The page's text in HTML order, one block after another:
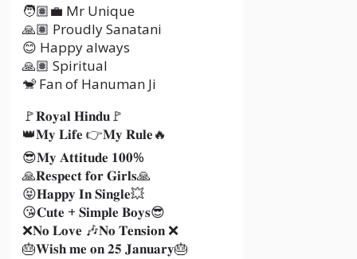
🧑🏽‍💼 Mr Unique
🙏🏽 Proudly Sanatani
😊 Happy always
🙏🏽 Spiritual
🐒 Fan of Hanuman Ji
🚩𝐑𝐨𝐲𝐚𝐥 𝐇𝐢𝐧𝐝𝐮🚩
👑𝐌𝐲 𝐋𝐢𝐟𝐞 👉𝐌𝐲 𝐑𝐮𝐥𝐞🔥
😎𝐌𝐲 𝐀𝐭𝐭𝐢𝐭𝐮𝐝𝐞 𝟏𝟎𝟎%
🙏𝐑𝐞𝐬𝐩𝐞𝐜𝐭 𝐟𝐨𝐫 𝐆𝐢𝐫𝐥𝐬🙏
😝𝐇𝐚𝐩𝐩𝐲 𝐈𝐧 𝐒𝐢𝐧𝐠𝐥𝐞💥
😘𝐂𝐮𝐭𝐞 + 𝐒𝐢𝐦𝐩𝐥𝐞 𝐁𝐨𝐲𝐬😎
❌𝐍𝐨 𝐋𝐨𝐯𝐞 🎶𝐍𝐨 𝐓𝐞𝐧𝐬𝐢𝐨𝐧 ❌
🎂𝐖𝐢𝐬𝐡 𝐦𝐞 𝐨𝐧 𝟐𝟓 𝐉𝐚𝐧𝐮𝐚𝐫𝐲🎂